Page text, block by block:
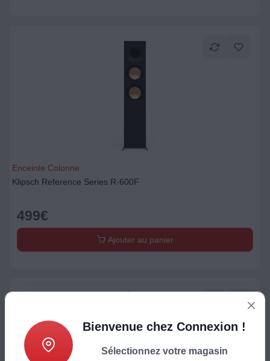
Enceinte Colonne
Klipsch Reference Series R-600F
499€
Ajouter au panier
Bienvenue chez Connexion !
Sélectionnez votre magasin